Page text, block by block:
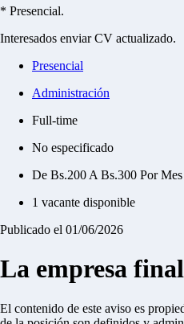
* Presencial.
Interesados enviar CV actualizado.
Presencial
Administración
Full-time
No especificado
De Bs.200 A Bs.300 Por Mes
1 vacante disponible
Publicado el 01/06/2026
La empresa
El contenido de este aviso es